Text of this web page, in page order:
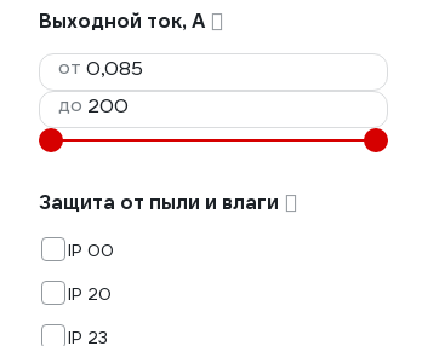
Выходной ток, А
от
до
Защита от пыли и влаги
IP 00
IP 20
IP 23